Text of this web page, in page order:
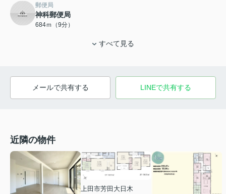
郵便局
神科郵便局
684ｍ（9分）
すべて見る
メールで共有する LINEで共有する
近隣の物件
上田市芳田大日木